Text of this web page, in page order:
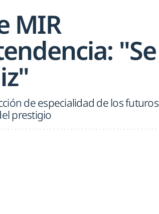
MIR
"Se
de especialidad de los futuros
prestigio